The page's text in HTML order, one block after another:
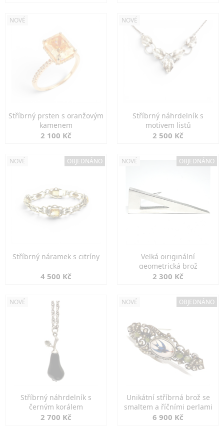
NOVÉ
Stříbrný prsten s oranžovým
kamenem
2 100 Kč
NOVÉ
Stříbrný náhrdelník s
motivem listů
2 500 Kč
NOVÉ OBJEDNÁNO
Stříbrný náramek s citríny
4 500 Kč
NOVÉ OBJEDNÁNO
Velká oiriginální
geometrická brož
2 300 Kč
NOVÉ
Stříbrný náhrdelník s
černým korálem
2 700 Kč
NOVÉ OBJEDNÁNO
Unikátní stříbrná brož se
smaltem a říčními perlami
6 900 Kč